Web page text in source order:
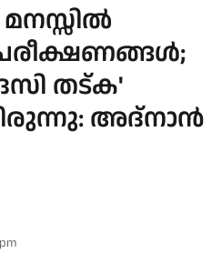
മനസ്സിൽ
തട്ക'
അദ്നാൻ